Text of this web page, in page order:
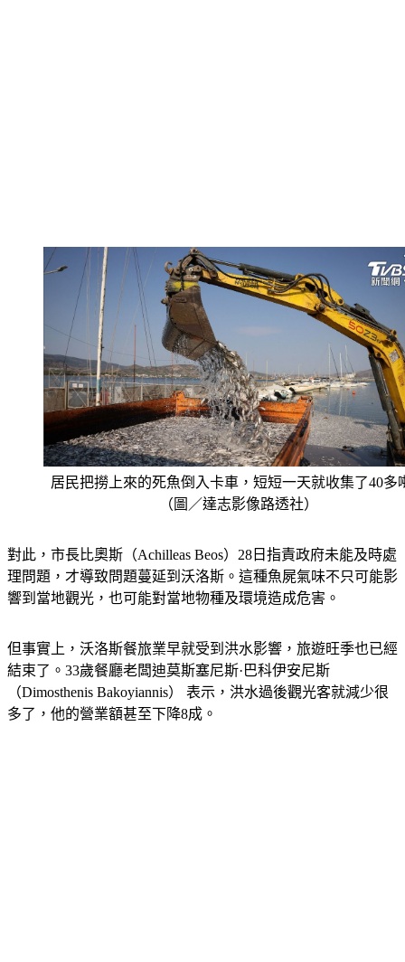
居民把撈上來的死魚倒入卡車，短短一天就收集了40多
（圖／達志影像路透社）
對此，市長比奧斯（Achilleas Beos）28日指責政府未能及時處
理問題，才導致問題蔓延到沃洛斯。這種魚屍氣味不只可能影
響到當地觀光，也可能對當地物種及環境造成危害。
但事實上，沃洛斯餐旅業早就受到洪水影響，旅遊旺季也已經
結束了。33歲餐廳老闆迪莫斯塞尼斯·巴科伊安尼斯
（Dimosthenis Bakoyiannis） 表示，洪水過後觀光客就減少很
多了，他的營業額甚至下降8成。